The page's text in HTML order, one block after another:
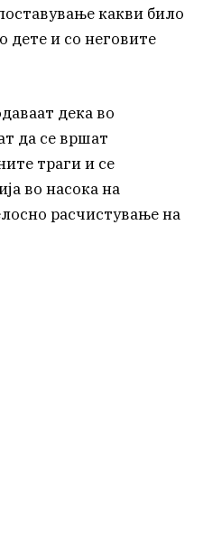
какви било
дете и со неговите
дека во
да се вршат
траги и се
во насока на
расчистување на